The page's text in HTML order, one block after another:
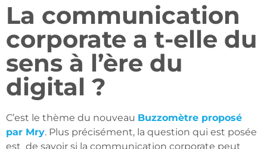
La communication
corporate a t-elle du
sens à l’ère du
digital ?
C’est le thème du nouveau Buzzomètre proposé
par Mry. Plus précisément, la question qui est posée
est de savoir si la communication corporate peut